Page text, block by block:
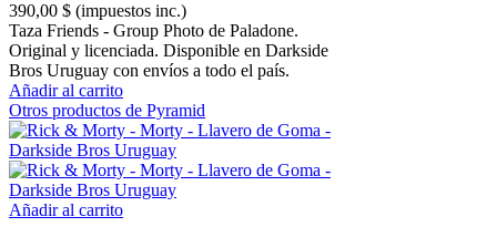
390,00 $ (impuestos inc.)
Taza Friends - Group Photo de Paladone.
Original y licenciada. Disponible en Darkside
Bros Uruguay con envíos a todo el país.
Añadir al carrito
Otros productos de Pyramid
Añadir al carrito